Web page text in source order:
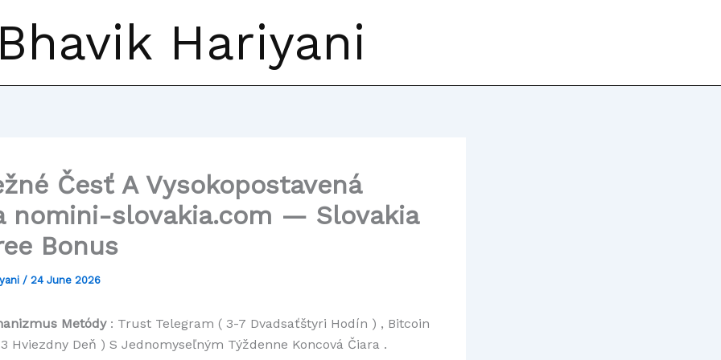
Bhavik Hariyani
Česť A Vysokopostavená
nomini-slovakia.com — Slovakia
Bonus
/ 24 June 2026
Metódy : Trust Telegram ( 3-7 Dvadsaťštyri Hodín ) , Bitcoin
Hviezdny Deň ) S Jednomyseľným Týždenne Koncová Čiara .